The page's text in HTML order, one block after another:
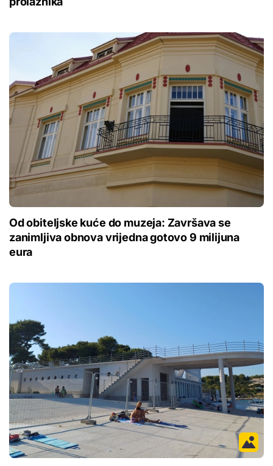
Od obiteljske kuće do muzeja: Završava se
zanimljiva obnova vrijedna gotovo 9 milijuna
eura